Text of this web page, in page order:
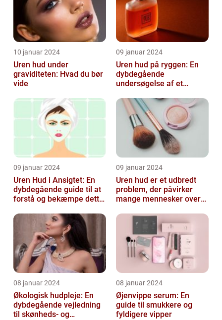
10 januar 2024
Uren hud under
graviditeten: Hvad du bør
vide
09 januar 2024
Uren hud på ryggen: En
dybdegående
undersøgelse af et
undertiden overset
skønhedspr...
09 januar 2024
Uren Hud i Ansigtet: En
dybdegående guide til at
forstå og bekæmpe dette
09 januar 2024
Uren hud er et udbredt
problem, der påvirker
mange mennesker over
08 januar 2024
Økologisk hudpleje: En
dybdegående vejledning
til skønheds- og
08 januar 2024
Øjenvippe serum: En
guide til smukkere og
fyldigere vipper